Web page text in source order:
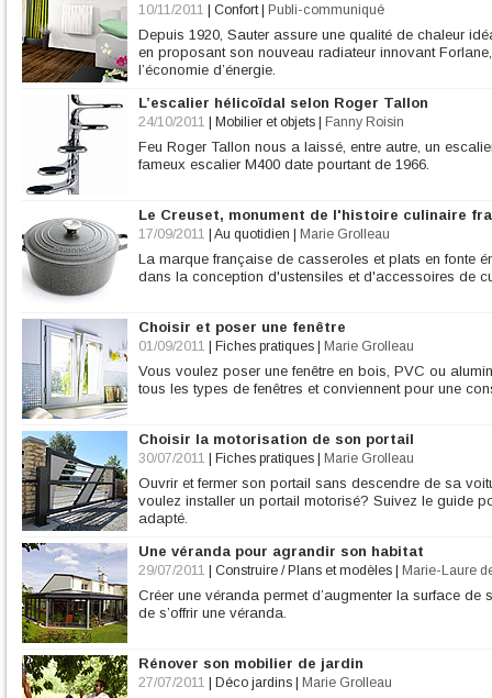
10/11/2011 Confort| Publi-communiqué
Depuis 1920, Sauter assure une qualité de chaleur
en proposant son nouveau radiateur innovant
l’économie d’énergie.
L’escalier hélicoïdal selon Roger Tallon
24/10/2011 Mobilier et objets Fanny Roisin
Feu Roger Tallon nous a laissé, entre autre, un
fameux escalier M400 date pourtant de 1966.
Le Creuset, monument de l'histoire culinaire
17/09/2011 Au quotidien Marie Grolleau
La marque française de casseroles et plats en fonte
dans la conception d'ustensiles et d'accessoires de
Choisir et poser une fenêtre
01/09/2011 Fiches pratiques Marie Grolleau
Vous voulez poser une fenêtre en bois, PVC ou
tous les types de fenêtres et conviennent pour une
Choisir la motorisation de son portail
30/07/2011 Fiches pratiques Marie Grolleau
Ouvrir et fermer son portail sans descendre de sa
voulez installer un portail motorisé? Suivez le guide
adapté.
Une véranda pour agrandir son habitat
29/07/2011 Construire / Plans et modèles Marie-Laure
Créer une véranda permet d’augmenter la surface
de s’offrir une véranda.
Rénover son mobilier de jardin
27/07/2011 Déco jardins Marie Grolleau